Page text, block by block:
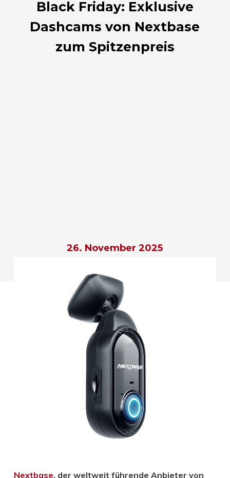
Black Friday: Exklusive
Dashcams von Nextbase
zum Spitzenpreis
26. November 2025
Nextbase, der weltweit führende Anbieter von